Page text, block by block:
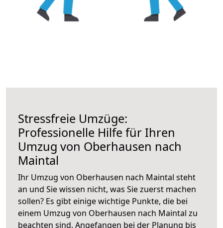
Stressfreie Umzüge:
Professionelle Hilfe für Ihren
Umzug von Oberhausen nach
Maintal
Ihr Umzug von Oberhausen nach Maintal steht
an und Sie wissen nicht, was Sie zuerst machen
sollen? Es gibt einige wichtige Punkte, die bei
einem Umzug von Oberhausen nach Maintal zu
beachten sind. Angefangen bei der Planung bis